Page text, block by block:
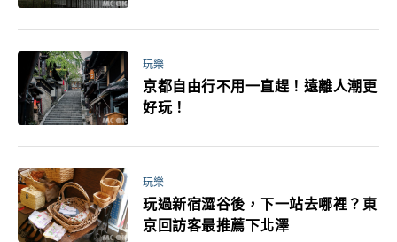
玩樂
京都自由行不用一直趕！遠離人潮更
好玩！
玩樂
玩過新宿澀谷後，下一站去哪裡？東
京回訪客最推薦下北澤